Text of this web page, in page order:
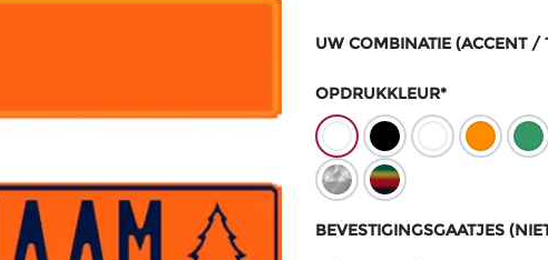
UW COMBINATIE (ACCENT
OPDRUKKLEUR*
BEVESTIGINGSGAATJES